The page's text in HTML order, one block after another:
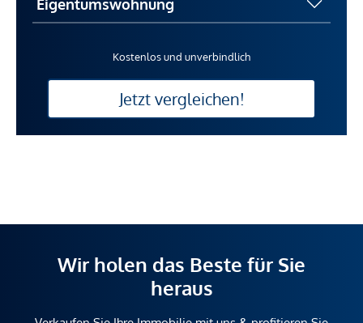
Kostenlos und unverbindlich
Jetzt vergleichen!
Wir holen das Beste für Sie
heraus